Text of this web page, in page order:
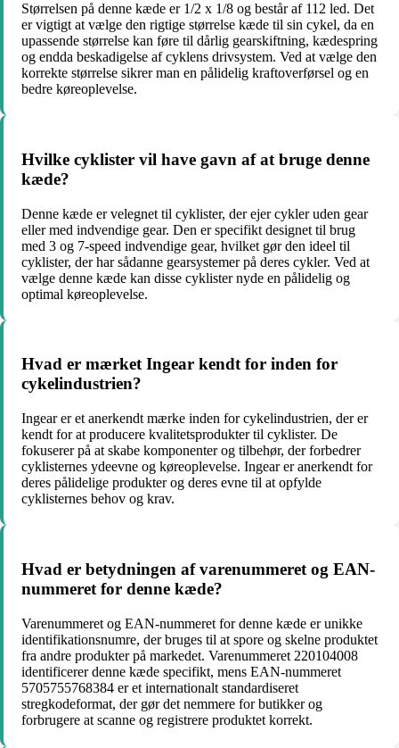
Størrelsen på denne kæde er 1/2 x 1/8 og består af 112 led. Det
er vigtigt at vælge den rigtige størrelse kæde til sin cykel, da en
upassende størrelse kan føre til dårlig gearskiftning, kædespring
og endda beskadigelse af cyklens drivsystem. Ved at vælge den
korrekte størrelse sikrer man en pålidelig kraftoverførsel og en
bedre køreoplevelse.
Hvilke cyklister vil have gavn af at bruge denne
kæde?
Denne kæde er velegnet til cyklister, der ejer cykler uden gear
eller med indvendige gear. Den er specifikt designet til brug
med 3 og 7-speed indvendige gear, hvilket gør den ideel til
cyklister, der har sådanne gearsystemer på deres cykler. Ved at
vælge denne kæde kan disse cyklister nyde en pålidelig og
optimal køreoplevelse.
Hvad er mærket Ingear kendt for inden for
cykelindustrien?
Ingear er et anerkendt mærke inden for cykelindustrien, der er
kendt for at producere kvalitetsprodukter til cyklister. De
fokuserer på at skabe komponenter og tilbehør, der forbedrer
cyklisternes ydeevne og køreoplevelse. Ingear er anerkendt for
deres pålidelige produkter og deres evne til at opfylde
cyklisternes behov og krav.
Hvad er betydningen af varenummeret og EAN-
nummeret for denne kæde?
Varenummeret og EAN-nummeret for denne kæde er unikke
identifikationsnumre, der bruges til at spore og skelne produktet
fra andre produkter på markedet. Varenummeret 220104008
identificerer denne kæde specifikt, mens EAN-nummeret
5705755768384 er et internationalt standardiseret
stregkodeformat, der gør det nemmere for butikker og
forbrugere at scanne og registrere produktet korrekt.